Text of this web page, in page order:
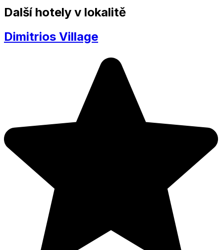
Další hotely v lokalitě
Dimitrios Village